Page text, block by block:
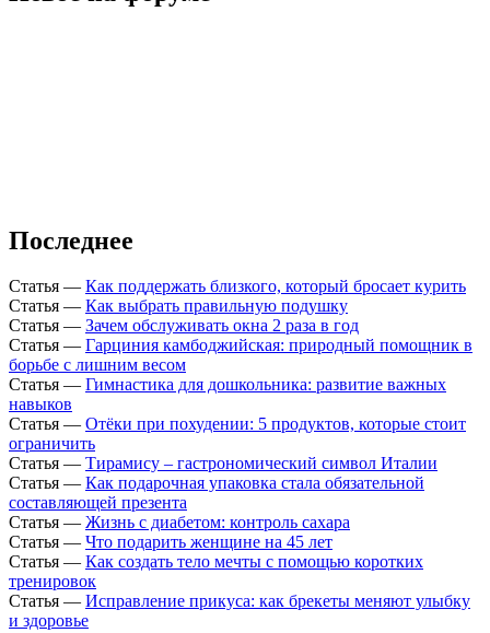
Последнее
Статья — Как поддержать близкого, который бросает курить
Статья — Как выбрать правильную подушку
Статья — Зачем обслуживать окна 2 раза в год
Статья — Гарциния камбоджийская: природный помощник в
борьбе с лишним весом
Статья — Гимнастика для дошкольника: развитие важных
навыков
Статья — Отёки при похудении: 5 продуктов, которые стоит
ограничить
Статья — Тирамису – гастрономический символ Италии
Статья — Как подарочная упаковка стала обязательной
составляющей презента
Статья — Жизнь с диабетом: контроль сахара
Статья — Что подарить женщине на 45 лет
Статья — Как создать тело мечты с помощью коротких
тренировок
Статья — Исправление прикуса: как брекеты меняют улыбку
и здоровье